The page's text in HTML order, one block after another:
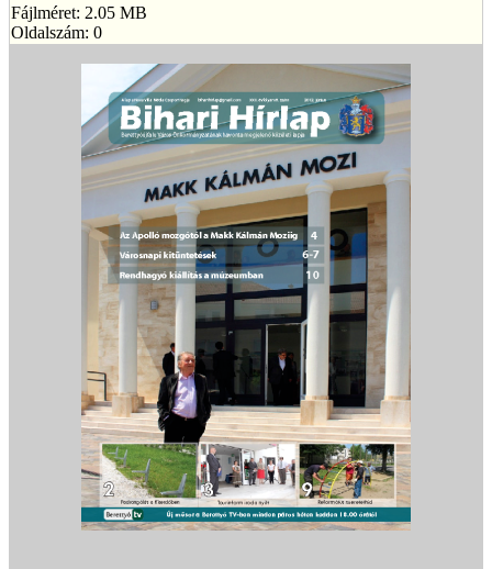
Fájlméret: 2.05 MB
Oldalszám: 0